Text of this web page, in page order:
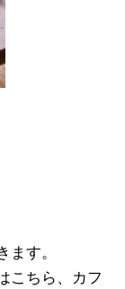
ます。
こちら、カフ